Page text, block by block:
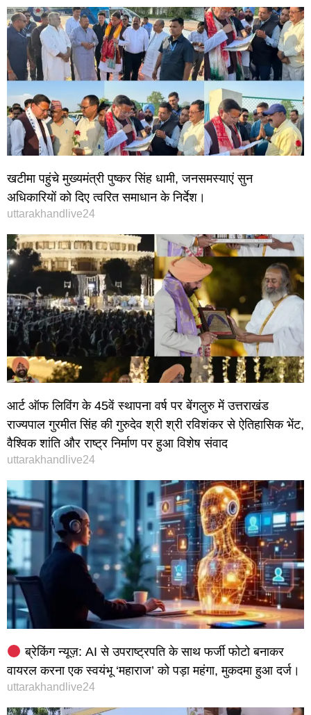
खटीमा पहुंचे मुख्यमंत्री पुष्कर सिंह धामी, जनसमस्याएं सुन
अधिकारियों को दिए त्वरित समाधान के निर्देश।
uttarakhandlive24
आर्ट ऑफ लिविंग के 45वें स्थापना वर्ष पर बेंगलुरु में उत्तराखंड
राज्यपाल गुरमीत सिंह की गुरुदेव श्री श्री रविशंकर से ऐतिहासिक भेंट,
वैश्विक शांति और राष्ट्र निर्माण पर हुआ विशेष संवाद
uttarakhandlive24
ब्रेकिंग न्यूज़: AI से उपराष्ट्रपति के साथ फर्जी फोटो बनाकर
वायरल करना एक स्वयंभू ‘महाराज’ को पड़ा महंगा, मुकदमा हुआ दर्ज।
uttarakhandlive24